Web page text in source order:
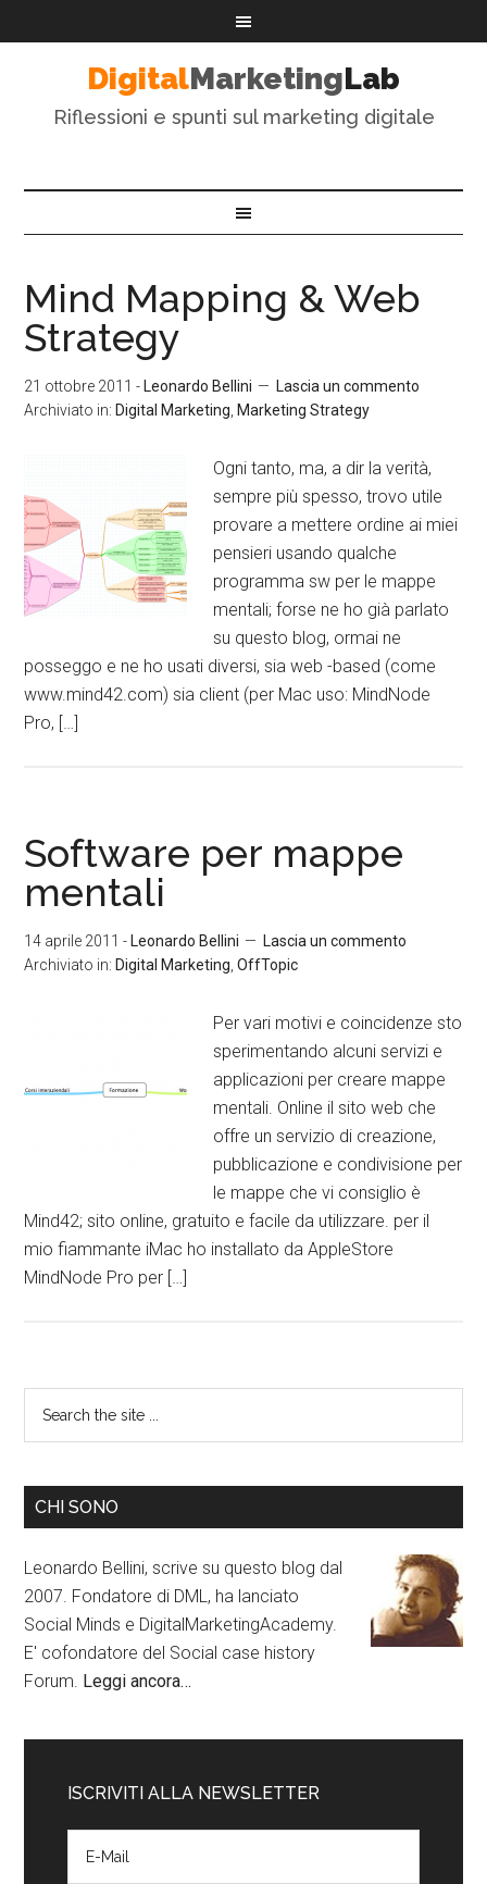
DigitalMarketingLab
Riflessioni e spunti sul marketing digitale
Mind Mapping & Web
Strategy
21 ottobre 2011 - Leonardo Bellini
Lascia un commento
Archiviato in: Digital Marketing Marketing Strategy
Ogni tanto, ma, a dir la verità,
sempre più spesso, trovo utile
provare a mettere ordine ai miei
pensieri usando qualche
programma sw per le mappe
mentali; forse ne ho già parlato
su questo blog, ormai ne
posseggo e ne ho usati diversi, sia web -based (come
www.mind42.com) sia client (per Mac uso: MindNode
Pro, […]
Software per mappe
mentali
14 aprile 2011 - Leonardo Bellini
Lascia un commento
Archiviato in: Digital Marketing ,OffTopic
Per vari motivi e coincidenze sto
sperimentando alcuni servizi e
applicazioni per creare mappe
mentali. Online il sito web che
offre un servizio di creazione,
pubblicazione e condivisione per
le mappe che vi consiglio è
Mind42; sito online, gratuito e facile da utilizzare. per il
mio fiammante iMac ho installato da AppleStore
MindNode Pro per […]
CHI SONO
Leonardo Bellini, scrive su questo blog dal
2007. Fondatore di DML, ha lanciato
Social Minds e DigitalMarketingAcademy.
E' cofondatore del Social case history
Forum. Leggi ancora…
ISCRIVITI ALLA NEWSLETTER